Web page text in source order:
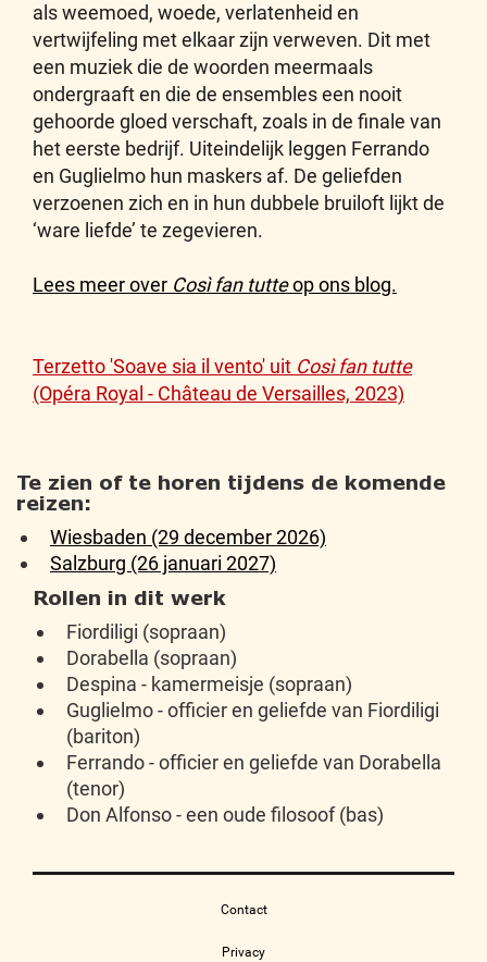
als weemoed, woede, verlatenheid en
vertwijfeling met elkaar zijn verweven. Dit met
een muziek die de woorden meermaals
ondergraaft en die de ensembles een nooit
gehoorde gloed verschaft, zoals in de finale van
het eerste bedrijf. Uiteindelijk leggen Ferrando
en Guglielmo hun maskers af. De geliefden
verzoenen zich en in hun dubbele bruiloft lijkt de
‘ware liefde’ te zegevieren.
Lees meer over Così fan tutteop ons blog.
Terzetto 'Soave sia il vento' uit Così fan tutte
(Opéra Royal - Château de Versailles, 2023)
Te zien of te horen tijdens de komende
reizen:
Wiesbaden (29 december 2026)
Salzburg (26 januari 2027)
Rollen in dit werk
Fiordiligi (sopraan)
Dorabella (sopraan)
Despina - kamermeisje (sopraan)
Guglielmo - officier en geliefde van Fiordiligi
(bariton)
Ferrando - officier en geliefde van Dorabella
(tenor)
Don Alfonso - een oude filosoof (bas)
Contact
Privacy